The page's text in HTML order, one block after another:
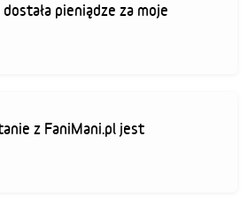
pieniądze za moje
z FaniMani.pl jest